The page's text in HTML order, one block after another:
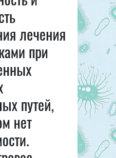
лечения
при
путей,
нет